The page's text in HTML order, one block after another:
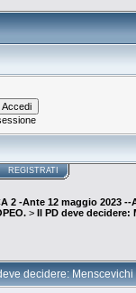
REGISTRATI
2 -Ante 12 maggio 2023 --
> Il PD deve
decidere: